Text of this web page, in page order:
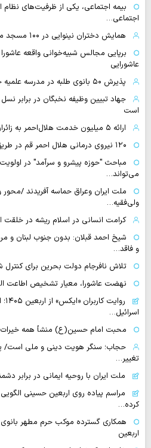
بیمه اجتماعی، یکی از ظرفیت‌های
اجتماعی…
همایش دختران نینوایی در ۱۰۰ مسجد مشهد برگزار می‌شود
برپایی مجالس شبیه‌خوانی واقعه
عاشورایی
پذیرش ۵۰ بانوی طلبه در مدرسه علمیه خواهران کوهدشت
جهاد تبیین وظیفه نخبگان در برابر
است
ارائه ۵ میلیون خدمت هلال‌احمر به زائران اربعین حسینی
۱۲۰ نیروی درمانی هلال احمر قم در طریق الحسین خدمت کردند
مباحث "حوزه پیشرو و سرآمد" در
می‌تواند…
ملت ایران وعراق حماسه آفریدند /
ولی‌فقیه…
کرامت انسانی در اسلام ریشه در خلقت
شیخ احمد قبلان: بدون جنوب لبنان و
و فاقد…
تلاش نافرجام دولت بحرین برای کنترل
نهضت عاشورا، معیار تشخیص اطاعت
اسرائیل…
محبت امام حسین(ع) منشأ همه
حجاب؛ سنگر هویت دینی و ملی است/
تغییر…
ملت ایران با روحیه ایمانی در برابر
مراسم پیاده روی اربعین حسینی
کرده…
همکاری گسترده موکب حرم مطهر بانوی
اربعین